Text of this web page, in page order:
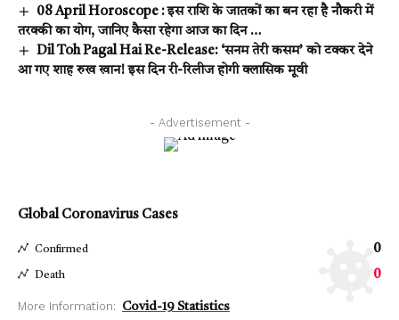
08 April Horoscope : इस राशि के जातकों का बन रहा है नौकरी में
तरक्की का योग, जानिए कैसा रहेगा आज का दिन …
Dil Toh Pagal Hai Re-Release: ‘सनम तेरी कसम’ को टक्कर देने
आ गए शाह रुख खान! इस दिन री-रिलीज होगी क्लासिक मूवी
- Advertisement -
Global Coronavirus Cases
Confirmed 0
Death 0
More Information: Covid-19 Statistics